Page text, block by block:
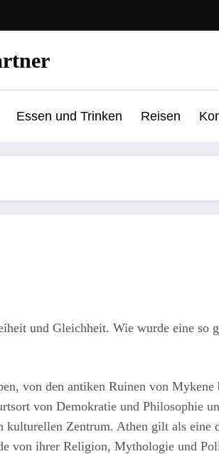
Essen und Trinken Reisen
und Gleichheit. Wie wurde eine so
von den antiken Ruinen von
von Demokratie und Philosophie
Zentrum. Athen gilt als eine
von ihrer Religion, Mythologie und